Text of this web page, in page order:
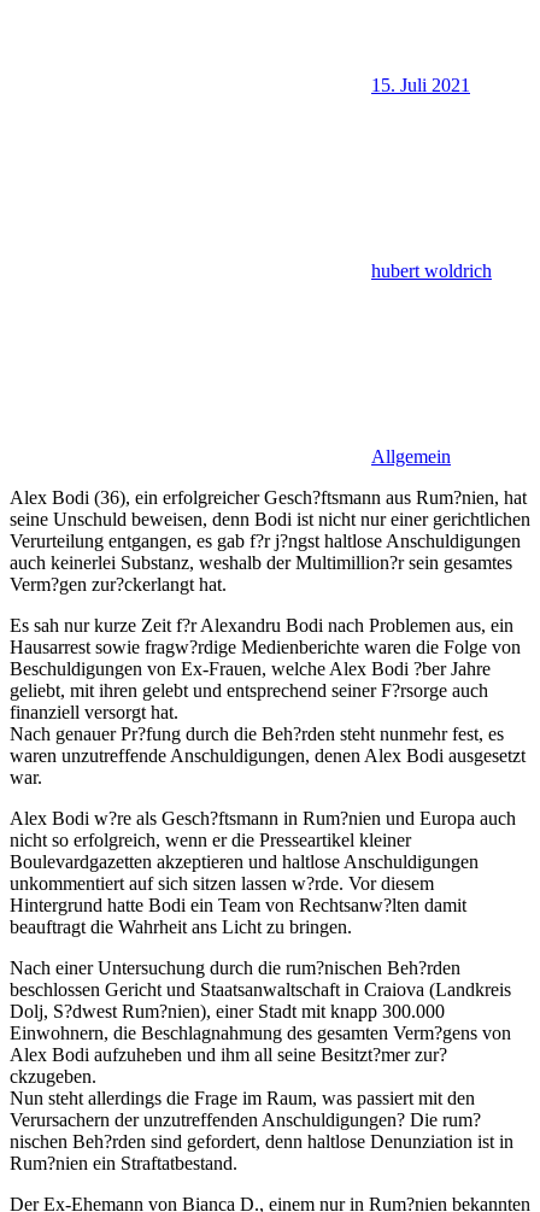
15. Juli 2021
hubert woldrich
Allgemein
Alex Bodi (36), ein erfolgreicher Gesch?ftsmann aus Rum?nien, hat
seine Unschuld beweisen, denn Bodi ist nicht nur einer gerichtlichen
Verurteilung entgangen, es gab f?r j?ngst haltlose Anschuldigungen
auch keinerlei Substanz, weshalb der Multimillion?r sein gesamtes
Verm?gen zur?ckerlangt hat.
Es sah nur kurze Zeit f?r Alexandru Bodi nach Problemen aus, ein
Hausarrest sowie fragw?rdige Medienberichte waren die Folge von
Beschuldigungen von Ex-Frauen, welche Alex Bodi ?ber Jahre
geliebt, mit ihren gelebt und entsprechend seiner F?rsorge auch
finanziell versorgt hat.
Nach genauer Pr?fung durch die Beh?rden steht nunmehr fest, es
waren unzutreffende Anschuldigungen, denen Alex Bodi ausgesetzt
war.
Alex Bodi w?re als Gesch?ftsmann in Rum?nien und Europa auch
nicht so erfolgreich, wenn er die Presseartikel kleiner
Boulevardgazetten akzeptieren und haltlose Anschuldigungen
unkommentiert auf sich sitzen lassen w?rde. Vor diesem
Hintergrund hatte Bodi ein Team von Rechtsanw?lten damit
beauftragt die Wahrheit ans Licht zu bringen.
Nach einer Untersuchung durch die rum?nischen Beh?rden
beschlossen Gericht und Staatsanwaltschaft in Craiova (Landkreis
Dolj, S?dwest Rum?nien), einer Stadt mit knapp 300.000
Einwohnern, die Beschlagnahmung des gesamten Verm?gens von
Alex Bodi aufzuheben und ihm all seine Besitzt?mer zur?
ckzugeben.
Nun steht allerdings die Frage im Raum, was passiert mit den
Verursachern der unzutreffenden Anschuldigungen? Die rum?
nischen Beh?rden sind gefordert, denn haltlose Denunziation ist in
Rum?nien ein Straftatbestand.
Der Ex-Ehemann von Bianca D., einem nur in Rum?nien bekannten